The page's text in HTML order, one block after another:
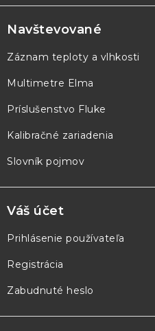
á
p
ä
e
Navštevované
Záznam teploty a vlhkosti
Multimetre Elma
Príslušenstvo Fluke
Kalibračné zariadenia
Slovník pojmov
Váš účet
Prihlásenie používateľa
Registrácia
Zabudnuté heslo